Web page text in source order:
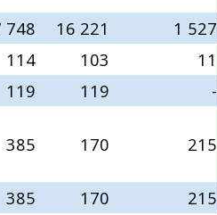
748 16 221 1 527
114 103 11
119 119 -
385 170 215
385 170 215